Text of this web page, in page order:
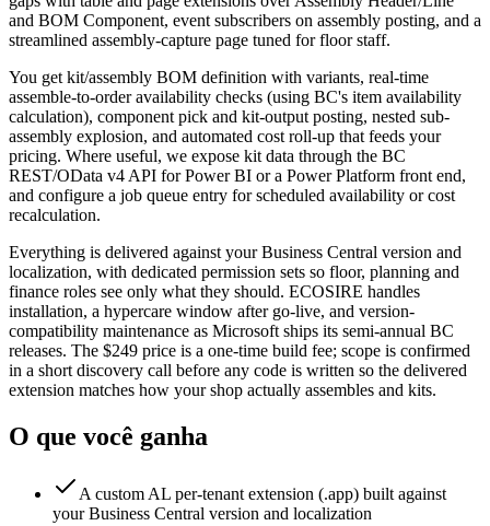
and BOM Component, event subscribers on assembly posting, and a
streamlined assembly-capture page tuned for floor staff.
You get kit/assembly BOM definition with variants, real-time
assemble-to-order availability checks (using BC's item availability
calculation), component pick and kit-output posting, nested sub-
assembly explosion, and automated cost roll-up that feeds your
pricing. Where useful, we expose kit data through the BC
REST/OData v4 API for Power BI or a Power Platform front end,
and configure a job queue entry for scheduled availability or cost
recalculation.
Everything is delivered against your Business Central version and
localization, with dedicated permission sets so floor, planning and
finance roles see only what they should. ECOSIRE handles
installation, a hypercare window after go-live, and version-
compatibility maintenance as Microsoft ships its semi-annual BC
releases. The $249 price is a one-time build fee; scope is confirmed
in a short discovery call before any code is written so the delivered
extension matches how your shop actually assembles and kits.
O que você ganha
A custom AL per-tenant extension (.app) built against
your Business Central version and localization